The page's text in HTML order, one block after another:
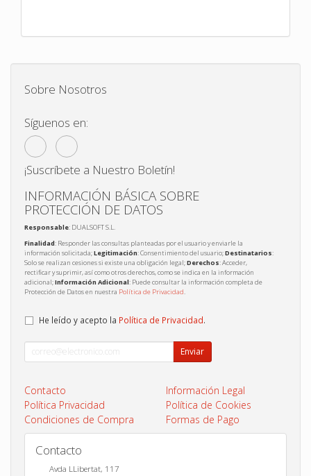
Sobre Nosotros
Síguenos en:
¡Suscríbete a Nuestro Boletín!
INFORMACIÓN BÁSICA SOBRE
PROTECCIÓN DE DATOS
Responsable: DUALSOFT S.L.
Finalidad: Responder las consultas planteadas por el usuario y enviarle la
información solicitada;Legitimación: Consentimiento del usuario;Destinatarios:
Solo se realizan cesiones si existe una obligación legal;Derechos: Acceder,
rectificar y suprimir, así como otros derechos, como se indica en la información
adicional;Información Adicional: Puede consultar la información completa de
Protección de Datos en nuestra Política de Privacidad.
He leído y acepto la Política de Privacidad.
Enviar
Contacto
Información Legal
Política Privacidad
Política de Cookies
Condiciones de Compra
Formas de Pago
Contacto
Avda LLibertat, 117